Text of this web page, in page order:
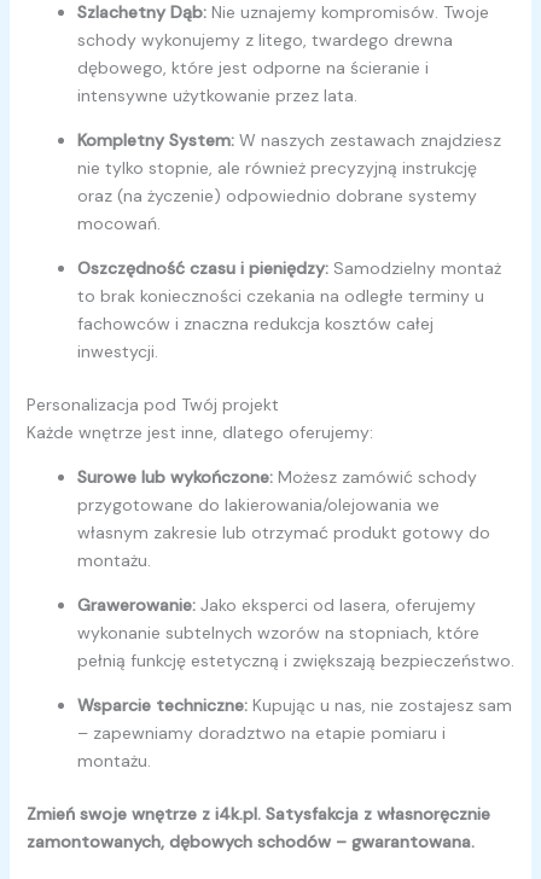
Szlachetny Dąb:Nie uznajemy kompromisów. Twoje
schody wykonujemy z litego, twardego drewna
dębowego, które jest odporne na ścieranie i
intensywne użytkowanie przez lata.
Kompletny System:W naszych zestawach znajdziesz
nie tylko stopnie, ale również precyzyjną instrukcję
oraz (na życzenie) odpowiednio dobrane systemy
mocowań.
Oszczędność czasu i pieniędzy:Samodzielny montaż
to brak konieczności czekania na odległe terminy u
fachowców i znaczna redukcja kosztów całej
inwestycji.
Personalizacja pod Twój projekt
Każde wnętrze jest inne, dlatego oferujemy:
Surowe lub wykończone:Możesz zamówić schody
przygotowane do lakierowania/olejowania we
własnym zakresie lub otrzymać produkt gotowy do
montażu.
Grawerowanie:Jako eksperci od lasera, oferujemy
wykonanie subtelnych wzorów na stopniach, które
pełnią funkcję estetyczną i zwiększają bezpieczeństwo.
Wsparcie techniczne:Kupując u nas, nie zostajesz sam
– zapewniamy doradztwo na etapie pomiaru i
montażu.
Zmień swoje wnętrze z i4k.pl. Satysfakcja z własnoręcznie
zamontowanych, dębowych schodów – gwarantowana.